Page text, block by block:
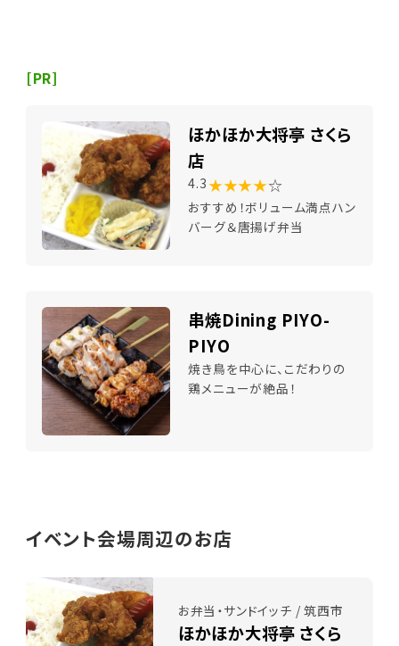
[PR]
ほかほか大将亭 さくら
店
4.3 ★★★★☆
おすすめ！ボリューム満点ハン
バーグ＆唐揚げ弁当
串焼Dining PIYO-
PIYO
焼き鳥を中心に、こだわりの
鶏メニューが絶品！
イベント会場周辺のお店
お弁当・サンドイッチ / 筑西市
ほかほか大将亭 さくら